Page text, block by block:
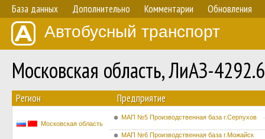
База данных Дополнительно Комментарии Обновления
Автобусный транспорт
Московская область, ЛиАЗ-
Регион Предприятие
Московская область
МАП №5 Производственная база г.Серпухов
МАП №6 Производственная база г.Можайск